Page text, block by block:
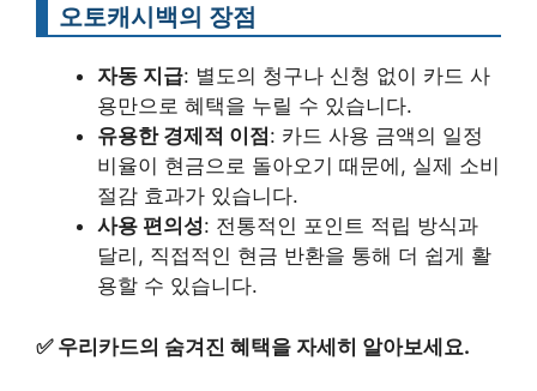
오토캐시백의 장점
자동 지급: 별도의 청구나 신청 없이 카드 사
용만으로 혜택을 누릴 수 있습니다.
유용한 경제적 이점 : 카드 사용 금액의 일정
비율이 현금으로 돌아오기 때문에, 실제 소비
절감 효과가 있습니다.
사용 편의성: 전통적인 포인트 적립 방식과
달리, 직접적인 현금 반환을 통해 더 쉽게 활
용할 수 있습니다.
✅ 우리카드의 숨겨진 혜택을 자세히 알아보세요.